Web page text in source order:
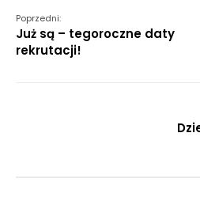
Poprzedni:
Już są – tegoroczne daty
rekrutacji!